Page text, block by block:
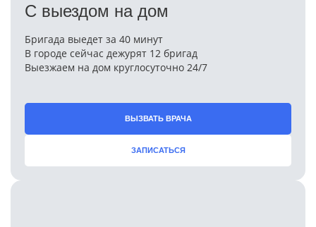
С выездом на дом
Бригада выедет за 40 минут
В городе сейчас дежурят 12 бригад
Выезжаем на дом круглосуточно 24/7
ВЫЗВАТЬ ВРАЧА
ЗАПИСАТЬСЯ